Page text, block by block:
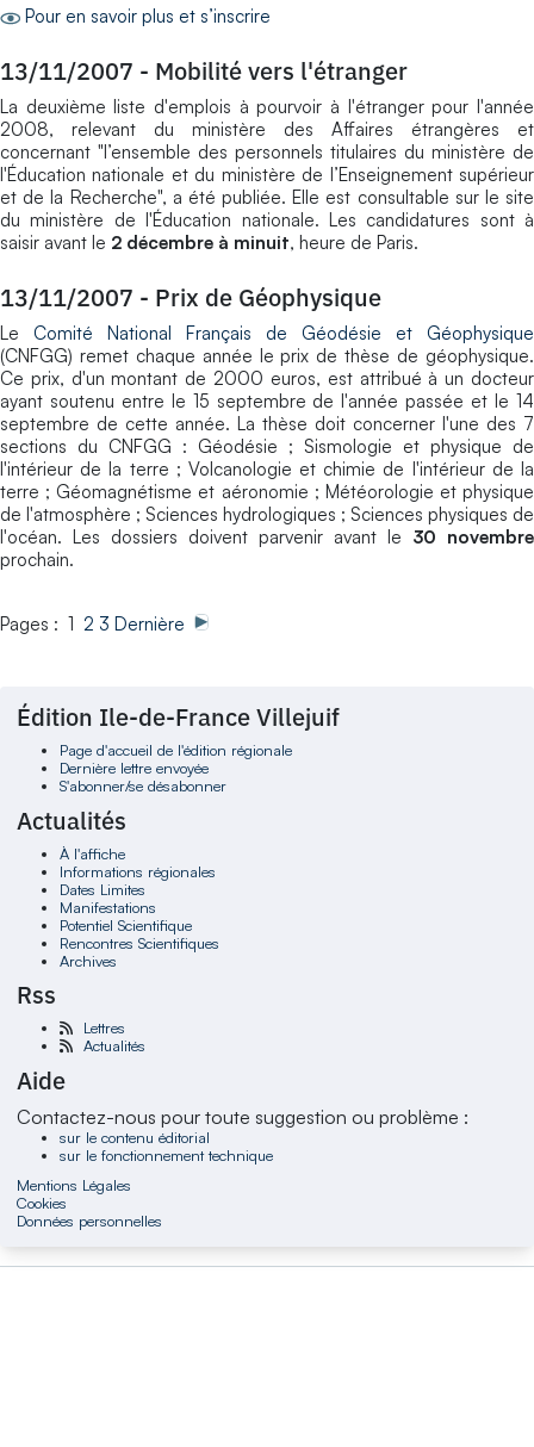
Pour en savoir plus et s’inscrire
13/11/2007 - Mobilité vers l'étranger
La deuxième liste d'emplois à pourvoir à l'étranger pour l'année
2008, relevant du ministère des Affaires étrangères et
concernant "l’ensemble des personnels titulaires du ministère de
l'Éducation nationale et du ministère de l’Enseignement supérieur
et de la Recherche", a été publiée. Elle est consultable sur le site
du ministère de l'Éducation nationale. Les candidatures sont à
saisir avant le 2 décembre à minuit, heure de Paris.
13/11/2007 - Prix de Géophysique
Le Comité National Français de Géodésie et Géophysique
(CNFGG) remet chaque année le prix de thèse de géophysique.
Ce prix, d'un montant de 2000 euros, est attribué à un docteur
ayant soutenu entre le 15 septembre de l'année passée et le 14
septembre de cette année. La thèse doit concerner l'une des 7
sections du CNFGG : Géodésie ; Sismologie et physique de
l'intérieur de la terre ; Volcanologie et chimie de l'intérieur de la
terre ; Géomagnétisme et aéronomie ; Météorologie et physique
de l'atmosphère ; Sciences hydrologiques ; Sciences physiques de
l'océan. Les dossiers doivent parvenir avant le 30 novembre
prochain.
Pages : 1 2 3 Dernière
Édition Ile-de-France Villejuif
Page d'accueil de l'édition régionale
Dernière lettre envoyée
S'abonner/se désabonner
Actualités
À l'affiche
Informations régionales
Dates Limites
Manifestations
Potentiel Scientifique
Rencontres Scientifiques
Archives
Rss
Lettres
Actualités
Aide
Contactez-nous pour toute suggestion ou problème :
sur le contenu éditorial
sur le fonctionnement technique
Mentions Légales
Cookies
Données personnelles